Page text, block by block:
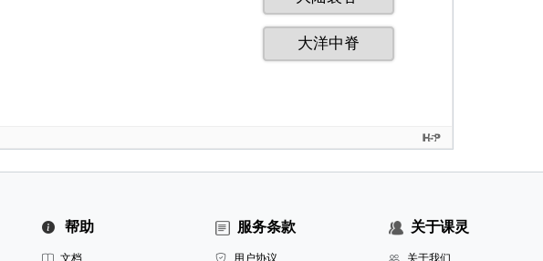
帮助
文档
服务条款
用户协议
关于课灵
关于我们